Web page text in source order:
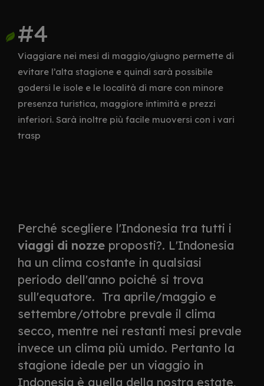
Viaggiare nei mesi di maggio/giugno permette di
evitare l’alta stagione e quindi sarà possibile
godersi le isole e le località di mare con minore
presenza turistica, maggiore intimità e prezzi
inferiori. Sarà inoltre più facile muoversi con i vari
trasp
Perché scegliere l'Indonesia tra tutti i
viaggi di nozzeproposti?. L'Indonesia
ha un clima costante in qualsiasi
periodo dell'anno poiché si trova
sull'equatore. Tra aprile/maggio e
settembre/ottobre prevale il clima
secco, mentre nei restanti mesi prevale
invece un clima più umido. Pertanto la
stagione ideale per un viaggio in
Indonesia è quella della nostra estate,